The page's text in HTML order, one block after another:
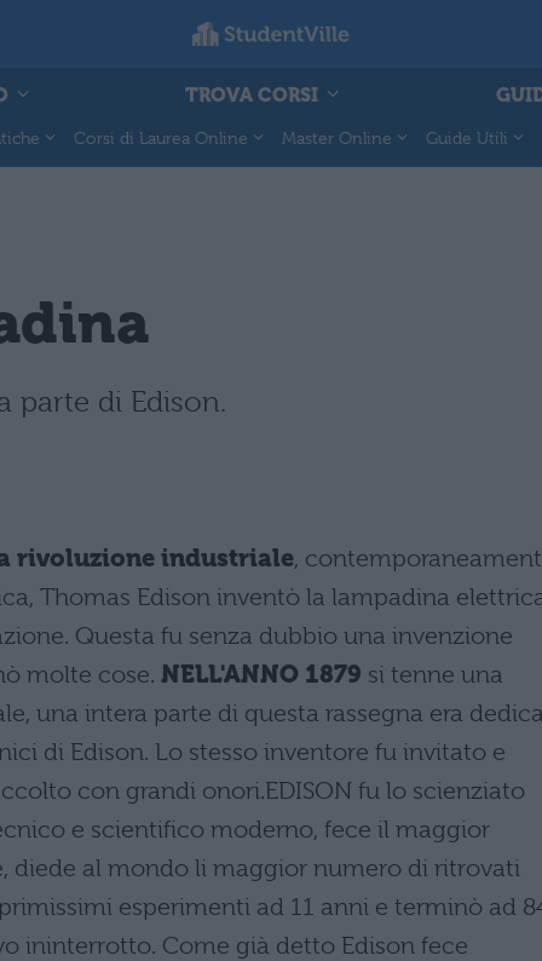
TROVA CORSI
Corsi di Laurea Online Master Online Guide Utili
parte di Edison.
rivoluzione industriale,
Thomas Edison inventò la lampadina
Questa fu senza dubbio una invenzione
molte cose. NELL'ANNO 1879 si tenne una
una intera parte di questa rassegna era
di Edison. Lo stesso inventore fu invitato e
con grandi onori.EDISON fu lo scienziato
e scientifico moderno, fece il maggior
diede al mondo li maggior numero di ritrovati
esperimenti ad 11 anni e terminò ad
ininterrotto. Come già detto Edison fece